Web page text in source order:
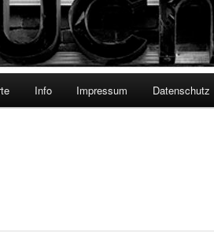
Info Impressum Datenschutz